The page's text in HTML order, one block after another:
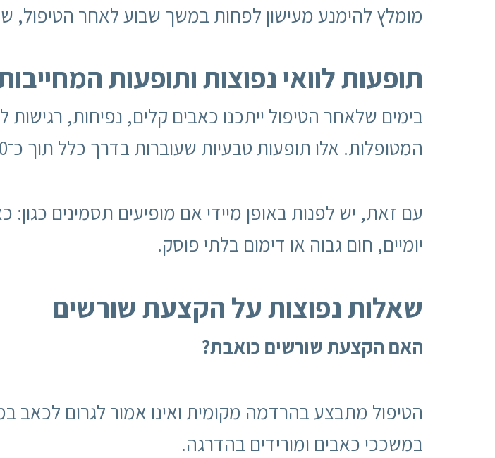
מומלץ להימנע מעישון לפחות במשך שבוע לאחר הטיפול,
תופעות לוואי נפוצות ותופעות
בימים שלאחר הטיפול ייתכנו כאבים קלים, נפיחות, רגישות
המטופלות. אלו תופעות טבעיות שעוברות בדרך כלל תוך כ־10 ימים.
עם זאת, יש לפנות באופן מיידי אם מופיעים תסמינים
יומיים, חום גבוה או דימום בלתי פוסק.
שאלות נפוצות על הקצעת שורשים
האם הקצעת שורשים כואבת?
הטיפול מתבצע בהרדמה מקומית ואינו אמור לגרום לכאב
במשככי כאבים ומורידים בהדרגה.